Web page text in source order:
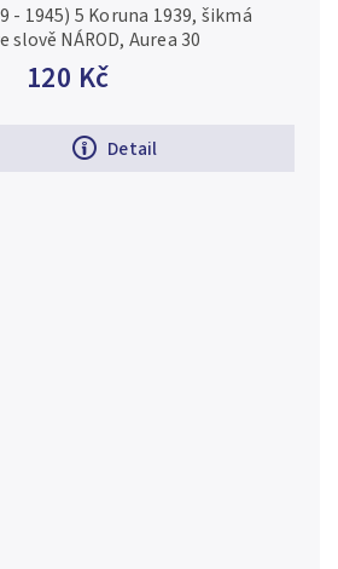
120 Kč
Detail
- 1945) 5 Koruna 1939, šikmá
slově NÁROD, Aurea 30